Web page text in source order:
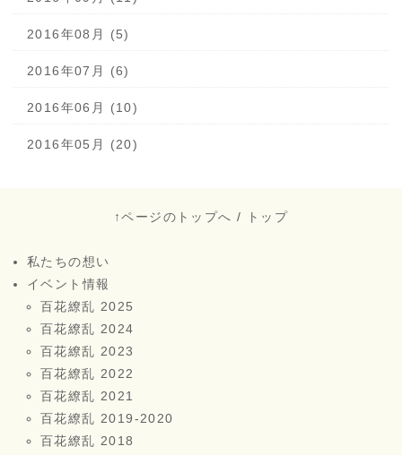
2016年08月 (5)
2016年07月 (6)
2016年06月 (10)
2016年05月 (20)
↑ページのトップへ / トップ
私たちの想い
イベント情報
百花繚乱 2025
百花繚乱 2024
百花繚乱 2023
百花繚乱 2022
百花繚乱 2021
百花繚乱 2019-2020
百花繚乱 2018